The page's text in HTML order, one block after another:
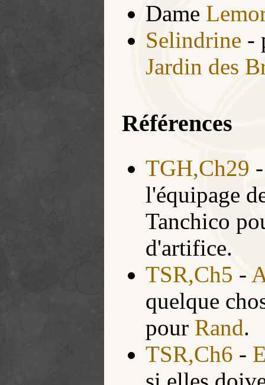
Dame
Selindrine -
Jardin des
Références
TGH,Ch29
l'équipage
Tanchico
d'artifice.
TSR,Ch5 -
quelque
pour Rand.
TSR,Ch6 -